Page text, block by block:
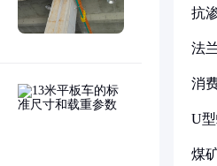
抗
法
消
U
煤